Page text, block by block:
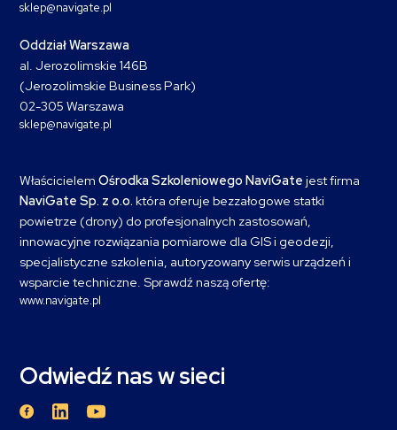
sklep@navigate.pl
Oddział Warszawa
al. Jerozolimskie 146B
(Jerozolimskie Business Park)
02-305 Warszawa
sklep@navigate.pl
Właścicielem Ośrodka Szkoleniowego NaviGate jest firma
NaviGate Sp. z o.o. która oferuje bezzałogowe statki
powietrze (drony) do profesjonalnych zastosowań,
innowacyjne rozwiązania pomiarowe dla GIS i geodezji,
specjalistyczne szkolenia, autoryzowany serwis urządzeń i
wsparcie techniczne. Sprawdź naszą ofertę:
www.navigate.pl
Odwiedź nas w sieci